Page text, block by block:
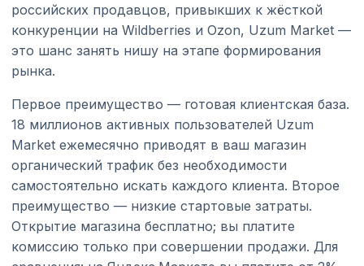
российских продавцов, привыкших к жёсткой
конкуренции на Wildberries и Ozon, Uzum Market —
это шанс занять нишу на этапе формирования
рынка.
Первое преимущество — готовая клиентская база.
18 миллионов активных пользователей Uzum
Market ежемесячно приводят в ваш магазин
органический трафик без необходимости
самостоятельно искать каждого клиента. Второе
преимущество — низкие стартовые затраты.
Открытие магазина бесплатно; вы платите
комиссию только при совершении продажи. Для